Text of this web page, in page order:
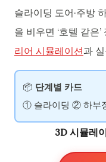
슬라이딩 도어·주방
을 비우면 ‘호텔 같은
리어 시뮬레이션과
📦 단계별 카드
① 슬라이딩 ② 하부
3D 시뮬레